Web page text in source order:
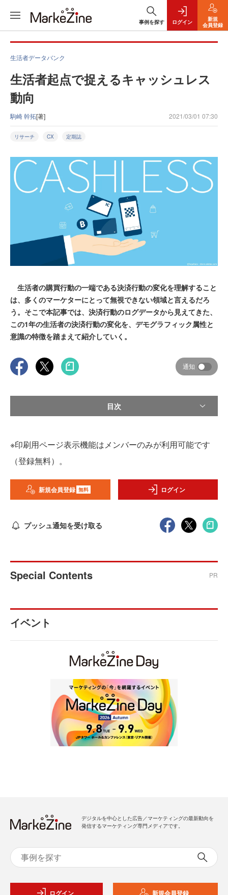
事例を探す ログイン
新規
会員登録
生活者データバンク
生活者起点で捉えるキャッシュレス
動向
駒崎 幹拓[著] 2021/03/01 07:30
リサーチ CX 定期誌
生活者の購買行動の一端である決済行動の変化を理解すること
は、多くのマーケターにとって無視できない領域と言えるだろ
う。そこで本記事では、決済行動のログデータから見えてきた、
この1年の生活者の決済行動の変化を、デモグラフィック属性と
意識の特徴を踏まえて紹介していく。
通知
目次
※印刷用ページ表示機能はメンバーのみが利用可能です
（登録無料）。
新規会員登録 無料 ログイン
プッシュ通知を受け取る
Special Contents PR
イベント
デジタルを中心とした広告／マーケティングの最新動向を
発信するマーケティング専門メディアです。
ログイン 新規会員登録